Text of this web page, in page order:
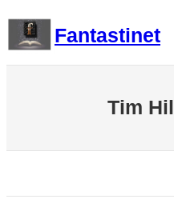
contenu
Fantastinet
Tim